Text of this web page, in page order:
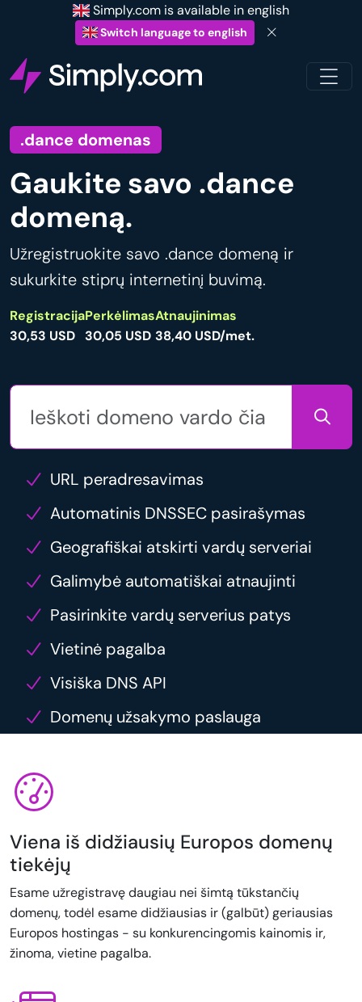
Simply.com is available in english
Switch language to english
.dance domenas
Gaukite savo .dance
domeną.
Užregistruokite savo .dance domeną ir
sukurkite stiprų internetinį buvimą.
Registracija
30,53 USD
Perkėlimas
30,05 USD
Atnaujinimas
38,40 USD/met.
URL peradresavimas
Automatinis DNSSEC pasirašymas
Geografiškai atskirti vardų serveriai
Galimybė automatiškai atnaujinti
Pasirinkite vardų serverius patys
Vietinė pagalba
Visiška DNS API
Domenų užsakymo paslauga
Viena iš didžiausių Europos domenų
tiekėjų
Esame užregistravę daugiau nei šimtą tūkstančių
domenų, todėl esame didžiausias ir (galbūt) geriausias
Europos hostingas - su konkurencingomis kainomis ir,
žinoma, vietine pagalba.